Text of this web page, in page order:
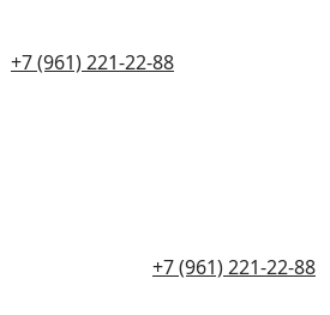
+7 (961) 221-22-88
+7 (961) 221-22-88